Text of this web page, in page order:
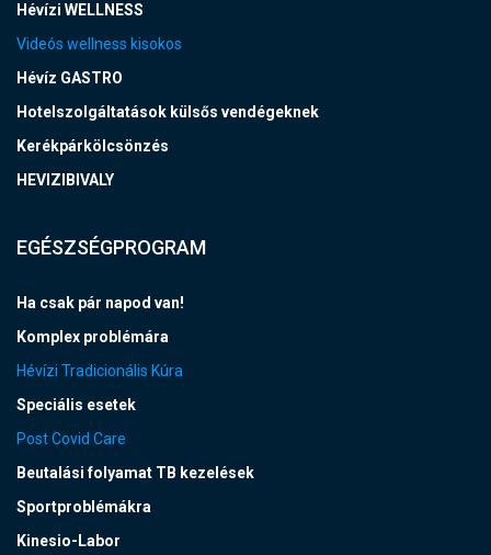
Hévízi WELLNESS
Videós wellness kisokos
Hévíz GASTRO
Hotelszolgáltatások külsős vendégeknek
Kerékpárkölcsönzés
HEVIZIBIVALY
EGÉSZSÉGPROGRAM
Ha csak pár napod van!
Komplex problémára
Hévízi Tradicionális Kúra
Speciális esetek
Post Covid Care
Beutalási folyamat TB kezelések
Sportproblémákra
Kinesio-Labor